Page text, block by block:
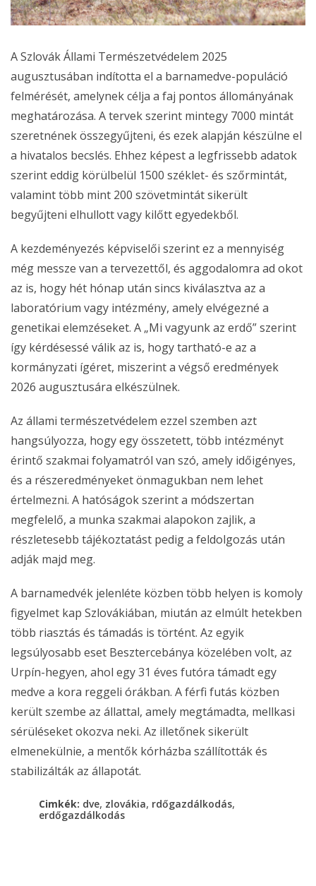
A Szlovák Állami Természetvédelem 2025
augusztusában indította el a barnamedve-populáció
felmérését, amelynek célja a faj pontos állományának
meghatározása. A tervek szerint mintegy 7000 mintát
szeretnének összegyűjteni, és ezek alapján készülne el
a hivatalos becslés. Ehhez képest a legfrissebb adatok
szerint eddig körülbelül 1500 széklet- és szőrmintát,
valamint több mint 200 szövetmintát sikerült
begyűjteni elhullott vagy kilőtt egyedekből.
A kezdeményezés képviselői szerint ez a mennyiség
még messze van a tervezettől, és aggodalomra ad okot
az is, hogy hét hónap után sincs kiválasztva az a
laboratórium vagy intézmény, amely elvégezné a
genetikai elemzéseket. A „Mi vagyunk az erdő” szerint
így kérdésessé válik az is, hogy tartható-e az a
kormányzati ígéret, miszerint a végső eredmények
2026 augusztusára elkészülnek.
Az állami természetvédelem ezzel szemben azt
hangsúlyozza, hogy egy összetett, több intézményt
érintő szakmai folyamatról van szó, amely időigényes,
és a részeredményeket önmagukban nem lehet
értelmezni. A hatóságok szerint a módszertan
megfelelő, a munka szakmai alapokon zajlik, a
részletesebb tájékoztatást pedig a feldolgozás után
adják majd meg.
A barnamedvék jelenléte közben több helyen is komoly
figyelmet kap Szlovákiában, miután az elmúlt hetekben
több riasztás és támadás is történt. Az egyik
legsúlyosabb eset Besztercebánya közelében volt, az
Urpín-hegyen, ahol egy 31 éves futóra támadt egy
medve a kora reggeli órákban. A férfi futás közben
került szembe az állattal, amely megtámadta, mellkasi
sérüléseket okozva neki. Az illetőnek sikerült
elmenekülnie, a mentők kórházba szállították és
stabilizálták az állapotát.
Cimkék: dve, zlovákia, rdőgazdálkodás,
erdőgazdálkodás